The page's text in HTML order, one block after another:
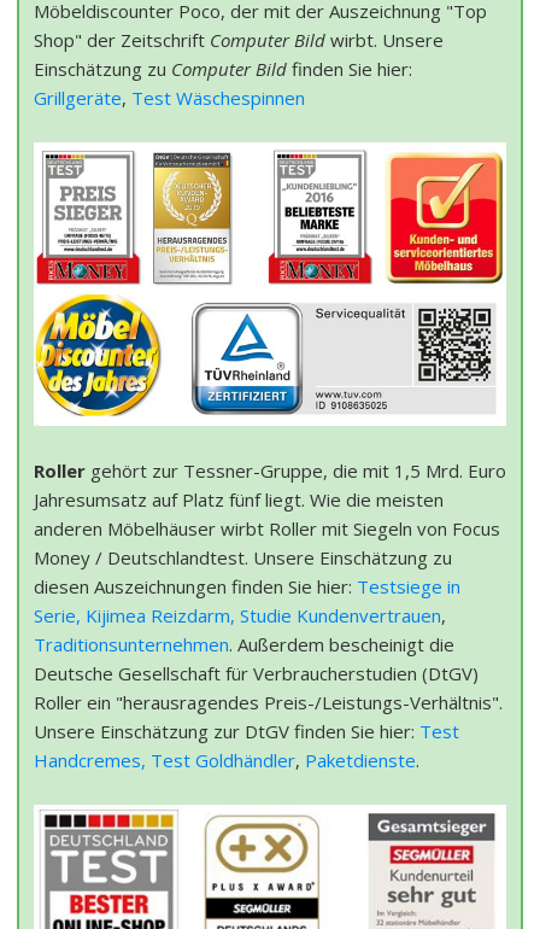
Möbeldiscounter Poco, der mit der Auszeichnung "Top
Shop" der Zeitschrift Computer Bild wirbt. Unsere
Einschätzung zu Computer Bild finden Sie hier:
Grillgeräte, Test Wäschespinnen
Roller gehört zur Tessner-Gruppe, die mit 1,5 Mrd. Euro
Jahresumsatz auf Platz fünf liegt. Wie die meisten
anderen Möbelhäuser wirbt Roller mit Siegeln von Focus
Money / Deutschlandtest. Unsere Einschätzung zu
diesen Auszeichnungen finden Sie hier: Testsiege in
Serie, Kijimea Reizdarm, Studie Kundenvertrauen,
Traditionsunternehmen. Außerdem bescheinigt die
Deutsche Gesellschaft für Verbraucherstudien (DtGV)
Roller ein "herausragendes Preis-/Leistungs-Verhältnis".
Unsere Einschätzung zur DtGV finden Sie hier: Test
Handcremes, Test Goldhändler, Paketdienste.